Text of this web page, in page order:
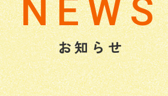
NEWS
お知らせ